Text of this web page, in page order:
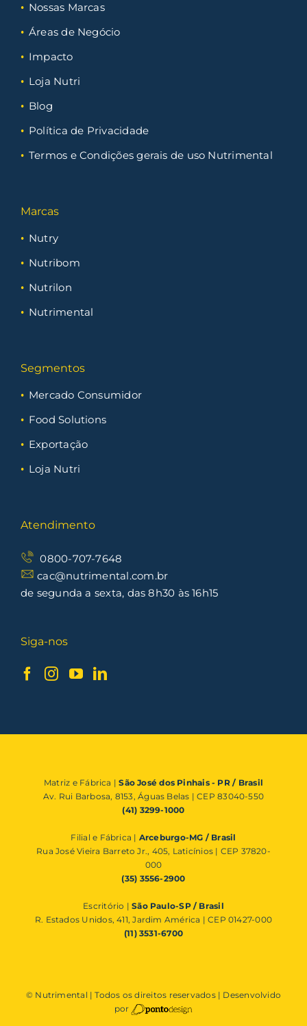
Nossas Marcas
Áreas de Negócio
Impacto
Loja Nutri
Blog
Política de Privacidade
Termos e Condições gerais de uso Nutrimental
Marcas
Nutry
Nutribom
Nutrilon
Nutrimental
Segmentos
Mercado Consumidor
Food Solutions
Exportação
Loja Nutri
Atendimento
0800-707-7648
cac@nutrimental.com.br
de segunda a sexta, das 8h30 às 16h15
Siga-nos
Matriz e Fábrica |São José dos Pinhais - PR / Brasil
Av. Rui Barbosa, 8153, Águas Belas | CEP 83040-550
(41) 3299-1000
Filial e Fábrica | Arceburgo-MG / Brasil
Rua José Vieira Barreto Jr., 405, Laticínios | CEP 37820-
000
(35) 3556-2900
Escritório |São Paulo-SP / Brasil
R. Estados Unidos, 411, Jardim América | CEP 01427-000
(11) 3531-6700
© Nutrimental | Todos os direitos reservados | Desenvolvido
por